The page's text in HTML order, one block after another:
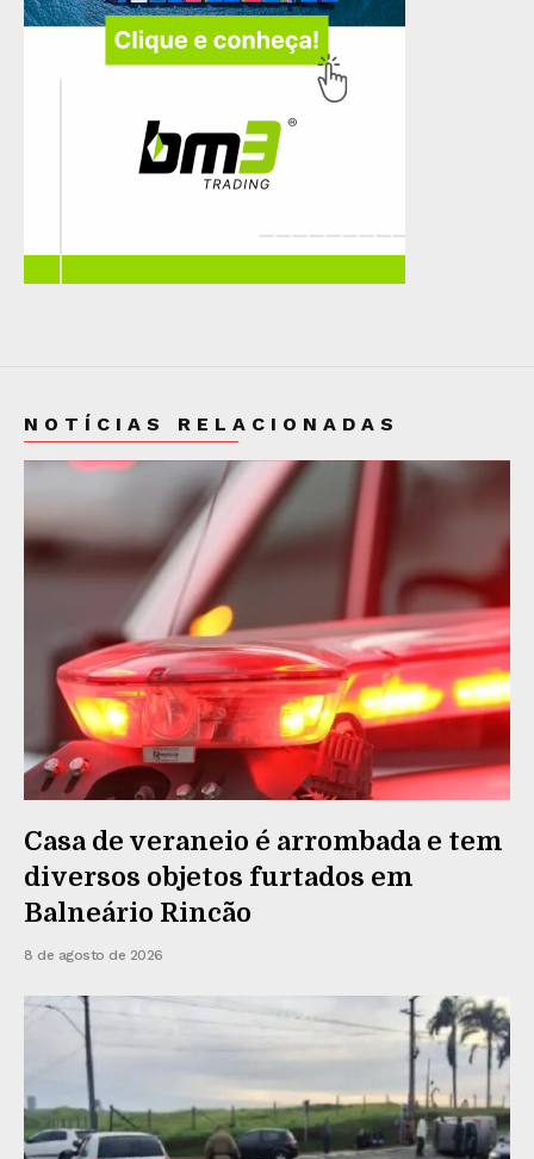
NOTÍCIAS RELACIONADAS
Casa de veraneio é arrombada e tem
diversos objetos furtados em
Balneário Rincão
8 de agosto de 2026